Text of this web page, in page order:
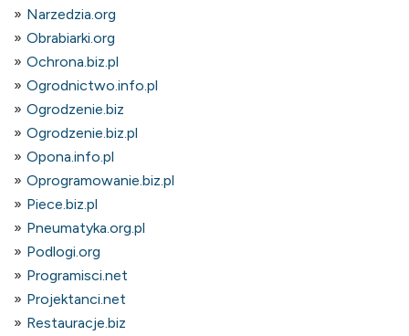
Narzedzia.org
Obrabiarki.org
Ochrona.biz.pl
Ogrodnictwo.info.pl
Ogrodzenie.biz
Ogrodzenie.biz.pl
Opona.info.pl
Oprogramowanie.biz.pl
Piece.biz.pl
Pneumatyka.org.pl
Podlogi.org
Programisci.net
Projektanci.net
Restauracje.biz